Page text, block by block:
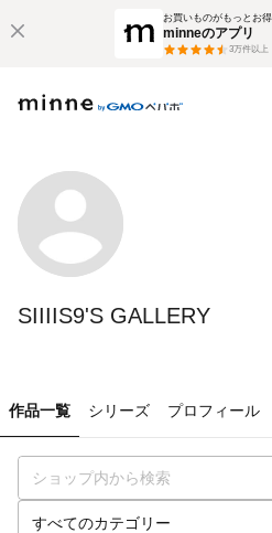
お買いものがもっとお
minneのアプリ
3万件以上
SIIIIS9'S GALLERY
作品一覧 シリーズ プロフィール